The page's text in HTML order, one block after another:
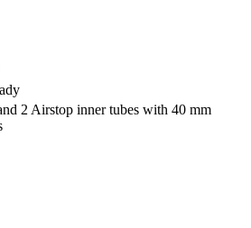
2 Airstop inner tubes with 40 mm